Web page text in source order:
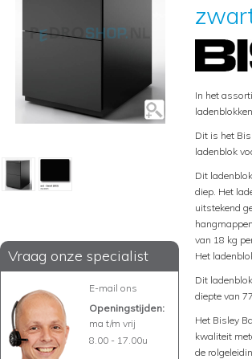
Vraag onze specialist
E-mail ons
Openingstijden:
ma t/m vrij
8.00 - 17.00u
In het
Dit is het
ladenblok
Dit
diep. Het
uitstekend
van 18 kg
Het
Dit
diepte van
Het Bisley
kwaliteit
de